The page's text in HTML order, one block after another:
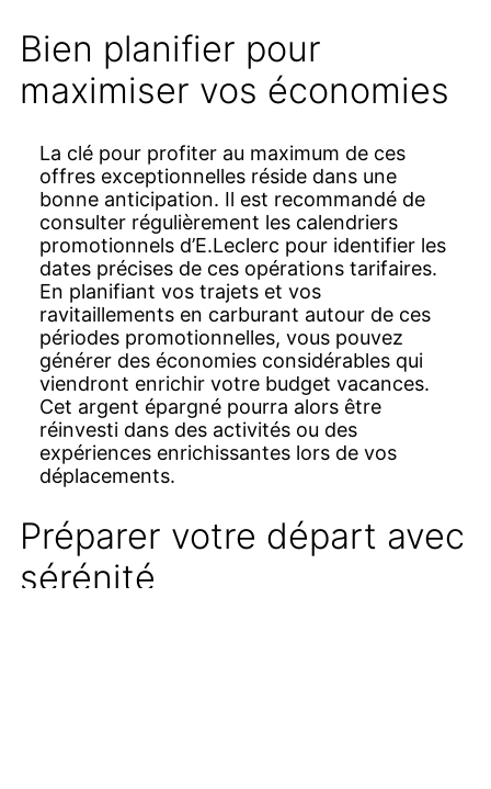
Bien planifier pour
maximiser vos économies
La clé pour profiter au maximum de ces
offres exceptionnelles réside dans une
bonne anticipation. Il est recommandé de
consulter régulièrement les calendriers
promotionnels d’E.Leclerc pour identifier les
dates précises de ces opérations tarifaires.
En planifiant vos trajets et vos
ravitaillements en carburant autour de ces
périodes promotionnelles, vous pouvez
générer des économies considérables qui
viendront enrichir votre budget vacances.
Cet argent épargné pourra alors être
réinvesti dans des activités ou des
expériences enrichissantes lors de vos
déplacements.
Préparer votre départ avec
sérénité